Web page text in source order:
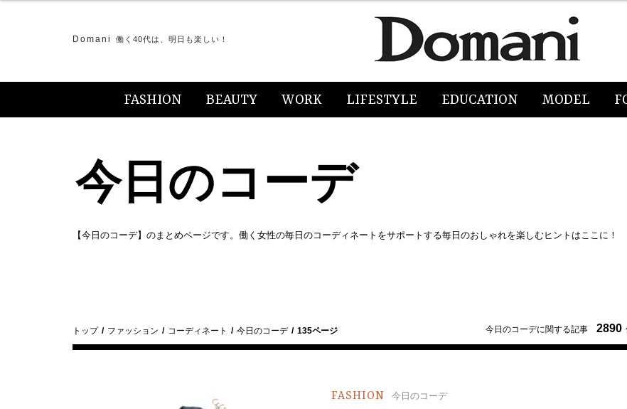
Domani 働く40代は、明日も楽しい！
FASHION BEAUTY WORK LIFESTYLE EDUCATION MODEL
今日のコーデ
【今日のコーデ】のまとめページです。働く女性の毎日のコーディネートをサポートする毎日のおしゃれを楽しむヒントはここに！
トップ ファッション コーディネート 今日のコーデ 135ページ 今日のコーデに関する記事 2890
FASHION 今日のコーデ